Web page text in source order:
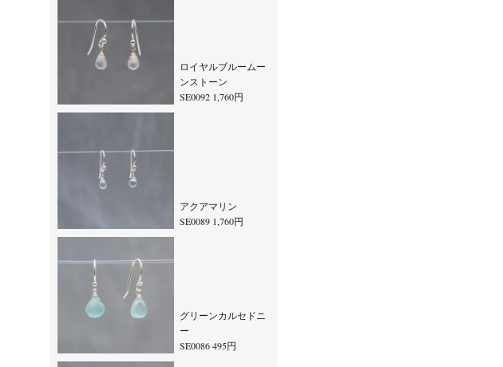
ロイヤルブルームー
ンストーン
SE0092 1,760円
アクアマリン
SE0089 1,760円
グリーンカルセドニ
ー
SE0086 495円